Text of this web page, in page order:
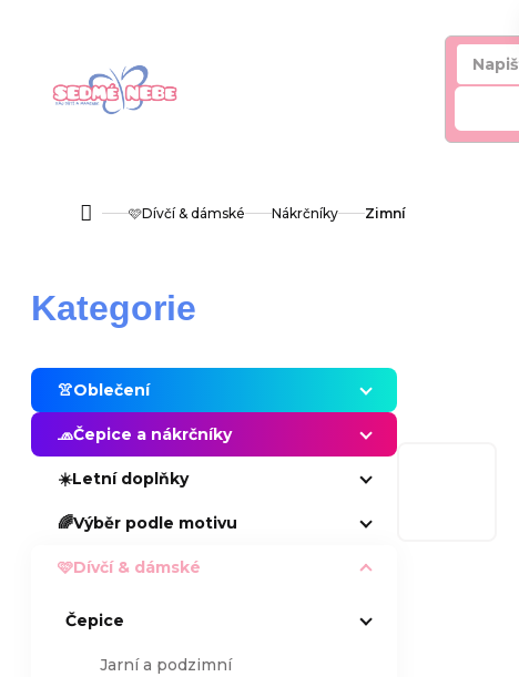
Domů🩷Dívčí & dámské Nákrčníky Zimní
o
s
t
Přeskočit
kategorie
Kategorie
👚Oblečení
🧢Čepice a nákrčníky
☀️Letní doplňky
🌈Výběr podle motivu
🩷Dívčí & dámské
Čepice
Jarní a podzimní